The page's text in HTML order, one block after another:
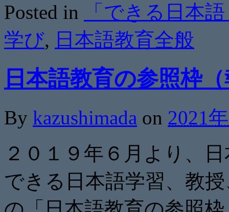
Posted in
「できる日本
学び, 日本語教育全般
日本語教育の参照枠
By kazushimada on 2021
２０１９年６月より、
できる日本語学習、教